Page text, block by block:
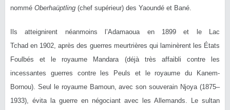
nommé Oberhaüptling (chef supérieur) des Yaoundé et Bané.
Ils atteignirent néanmoins l’Adamaoua en 1899 et le Lac
Tchad en 1902, après des guerres meurtrières qui laminèrent les États
Foulbés et le royaume Mandara (déjà très affaibli contre les
incessantes guerres contre les Peuls et le royaume du Kanem-
Bornou). Seul le royaume Bamoun, avec son souverain Njoya (1875–
1933), évita la guerre en négociant avec les Allemands. Le sultan